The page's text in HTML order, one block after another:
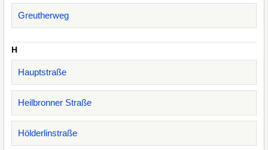
Greutherweg
H
Hauptstraße
Heilbronner Straße
Hölderlinstraße